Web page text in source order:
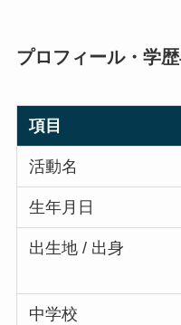
プロフィール・学
項目
活動名
生年月日
出生地 / 出身
中学校